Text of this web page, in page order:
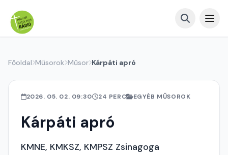
Főoldal Műsorok Műsor Kárpáti apró
2026. 05. 02. 09:30 24 PERC EGYÉB MŰSOROK
Kárpáti apró
KMNE, KMKSZ, KMPSZ Zsinagoga